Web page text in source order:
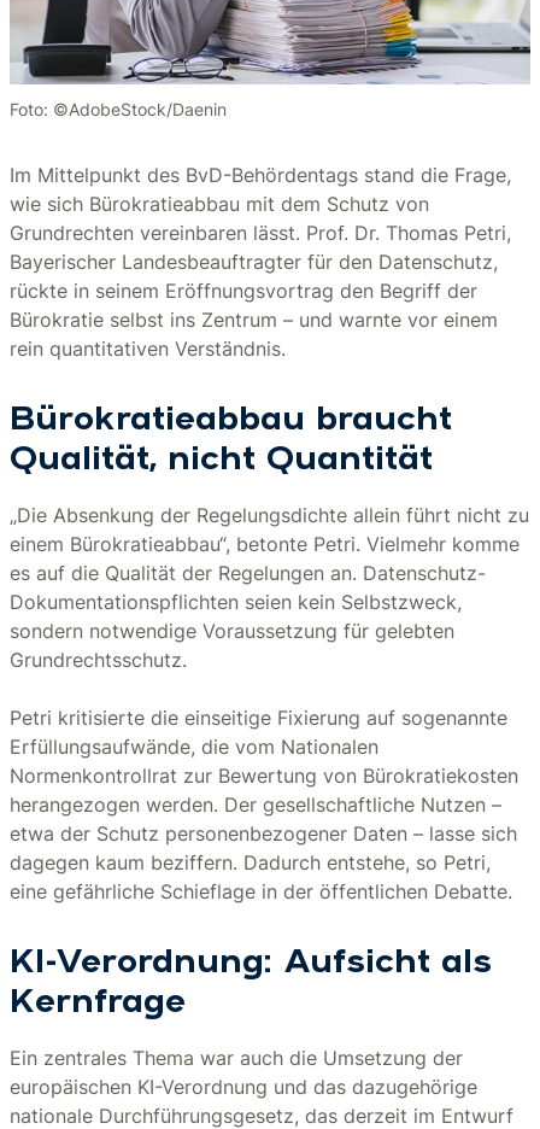
Foto: ©AdobeStock/Daenin
Im Mittelpunkt des BvD-Behördentags stand die Frage,
wie sich Bürokratieabbau mit dem Schutz von
Grundrechten vereinbaren lässt. Prof. Dr. Thomas Petri,
Bayerischer Landesbeauftragter für den Datenschutz,
rückte in seinem Eröffnungsvortrag den Begriff der
Bürokratie selbst ins Zentrum – und warnte vor einem
rein quantitativen Verständnis.
Bürokratieabbau braucht
Qualität, nicht Quantität
„Die Absenkung der Regelungsdichte allein führt nicht zu
einem Bürokratieabbau“, betonte Petri. Vielmehr komme
es auf die Qualität der Regelungen an. Datenschutz-
Dokumentationspflichten seien kein Selbstzweck,
sondern notwendige Voraussetzung für gelebten
Grundrechtsschutz.
Petri kritisierte die einseitige Fixierung auf sogenannte
Erfüllungsaufwände, die vom Nationalen
Normenkontrollrat zur Bewertung von Bürokratiekosten
herangezogen werden. Der gesellschaftliche Nutzen –
etwa der Schutz personenbezogener Daten – lasse sich
dagegen kaum beziffern. Dadurch entstehe, so Petri,
eine gefährliche Schieflage in der öffentlichen Debatte.
KI-Verordnung: Aufsicht als
Kernfrage
Ein zentrales Thema war auch die Umsetzung der
europäischen KI-Verordnung und das dazugehörige
nationale Durchführungsgesetz, das derzeit im Entwurf